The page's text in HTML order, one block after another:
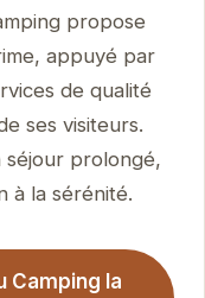
propose
appuyé par
de qualité
ses visiteurs.
séjour prolongé,
à la sérénité.
Camping la